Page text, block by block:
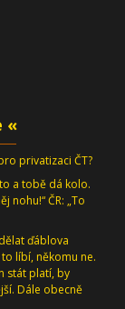
«
privatizaci ČT?
a tobě dá kolo.
nohu!“ ČR: „To
ďáblova
líbí, někomu ne.
stát platí, by
Dále obecně